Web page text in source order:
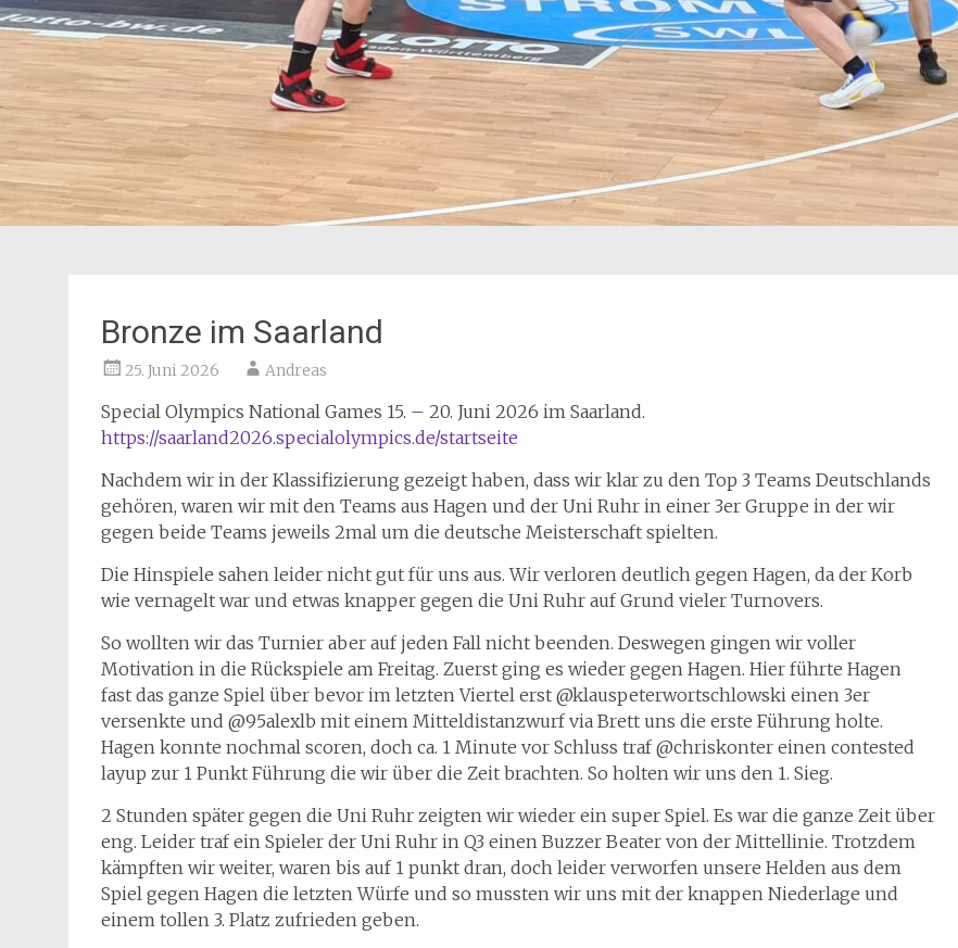
Bronze im Saarland
25. Juni 2026 Andreas
Special Olympics National Games 15. – 20. Juni 2026 im Saarland.
https://saarland2026.specialolympics.de/startseite
Nachdem wir in der Klassifizierung gezeigt haben, dass wir klar zu den Top 3 Teams Deutschlands
gehören, waren wir mit den Teams aus Hagen und der Uni Ruhr in einer 3er Gruppe in der wir
gegen beide Teams jeweils 2mal um die deutsche Meisterschaft spielten.
Die Hinspiele sahen leider nicht gut für uns aus. Wir verloren deutlich gegen Hagen, da der Korb
wie vernagelt war und etwas knapper gegen die Uni Ruhr auf Grund vieler Turnovers.
So wollten wir das Turnier aber auf jeden Fall nicht beenden. Deswegen gingen wir voller
Motivation in die Rückspiele am Freitag. Zuerst ging es wieder gegen Hagen. Hier führte Hagen
fast das ganze Spiel über bevor im letzten Viertel erst @klauspeterwortschlowski einen 3er
versenkte und @95alexlb mit einem Mitteldistanzwurf via Brett uns die erste Führung holte.
Hagen konnte nochmal scoren, doch ca. 1 Minute vor Schluss traf @chriskonter einen contested
layup zur 1 Punkt Führung die wir über die Zeit brachten. So holten wir uns den 1. Sieg.
2 Stunden später gegen die Uni Ruhr zeigten wir wieder ein super Spiel. Es war die ganze Zeit über
eng. Leider traf ein Spieler der Uni Ruhr in Q3 einen Buzzer Beater von der Mittellinie. Trotzdem
kämpften wir weiter, waren bis auf 1 punkt dran, doch leider verworfen unsere Helden aus dem
Spiel gegen Hagen die letzten Würfe und so mussten wir uns mit der knappen Niederlage und
einem tollen 3. Platz zufrieden geben.